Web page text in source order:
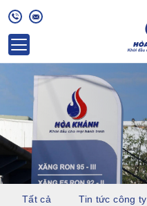
Tất cả Tin tức công ty